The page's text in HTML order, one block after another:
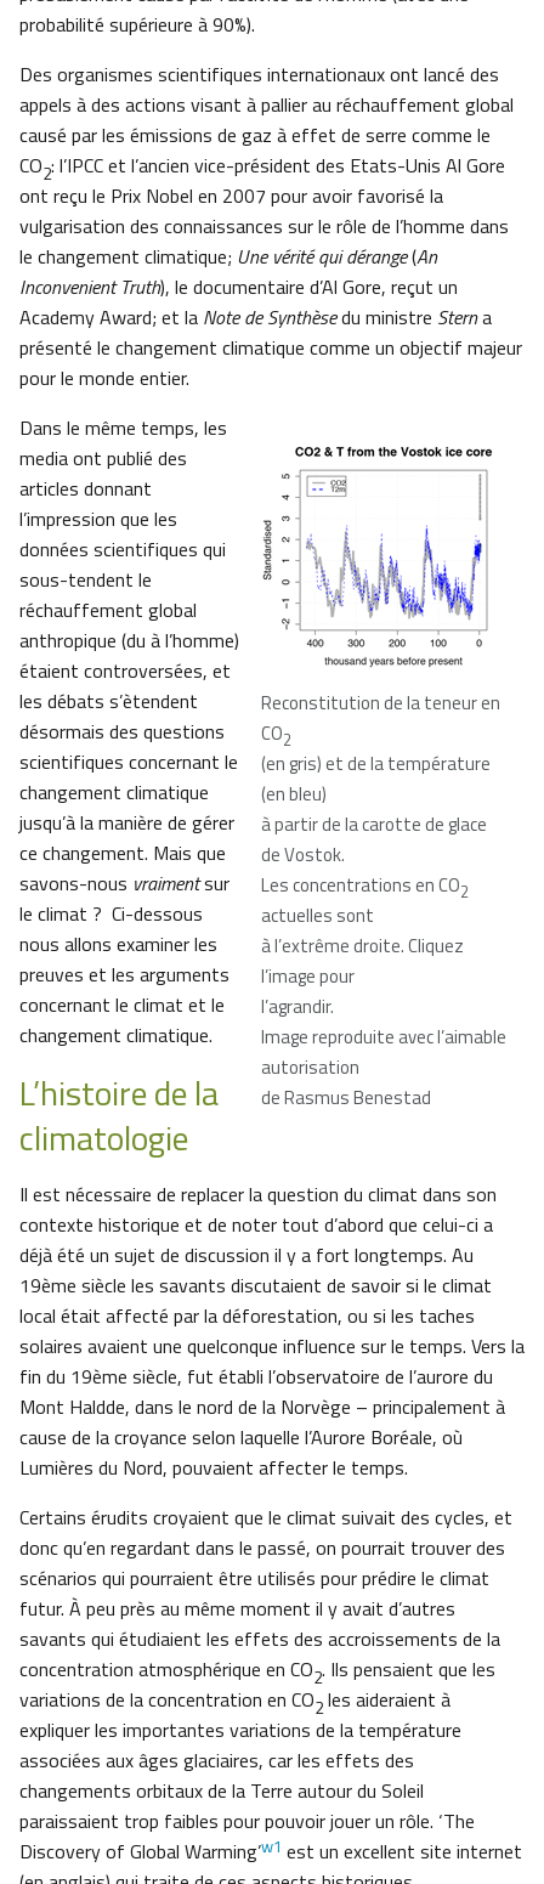
probabilité supérieure à 90%).
Des organismes scientifiques internationaux ont lancé des
appels à des actions visant à pallier au réchauffement global
causé par les émissions de gaz à effet de serre comme le
CO2: l’IPCC et l’ancien vice-président des Etats-Unis Al Gore
ont reçu le Prix Nobel en 2007 pour avoir favorisé la
vulgarisation des connaissances sur le rôle de l’homme dans
le changement climatique; Une vérité qui dérange(An
Inconvenient Truth), le documentaire d’Al Gore, reçut un
Academy Award; et la Note de Synthèsedu ministre Sterna
présenté le changement climatique comme un objectif majeur
pour le monde entier.
Reconstitution de la teneur en
CO2
(en gris) et de la température
(en bleu)
à partir de la carotte de glace
de Vostok.
Les concentrations en CO2
actuelles sont
à l’extrême droite. Cliquez
l’image pour
l’agrandir.
Image reproduite avec l’aimable
autorisation
de Rasmus Benestad
Dans le même temps, les
media ont publié des
articles donnant
l’impression que les
données scientifiques qui
sous-tendent le
réchauffement global
anthropique (du à l’homme)
étaient controversées, et
les débats s’ètendent
désormais des questions
scientifiques concernant le
changement climatique
jusqu’à la manière de gérer
ce changement. Mais que
savons-nous vraimentsur
le climat ? Ci-dessous
nous allons examiner les
preuves et les arguments
concernant le climat et le
changement climatique.
L’histoire de la
climatologie
Il est nécessaire de replacer la question du climat dans son
contexte historique et de noter tout d’abord que celui-ci a
déjà été un sujet de discussion il y a fort longtemps. Au
19ème siècle les savants discutaient de savoir si le climat
local était affecté par la déforestation, ou si les taches
solaires avaient une quelconque influence sur le temps. Vers la
fin du 19ème siècle, fut établi l’observatoire de l’aurore du
Mont Haldde, dans le nord de la Norvège – principalement à
cause de la croyance selon laquelle l’Aurore Boréale, où
Lumières du Nord, pouvaient affecter le temps.
Certains érudits croyaient que le climat suivait des cycles, et
donc qu’en regardant dans le passé, on pourrait trouver des
scénarios qui pourraient être utilisés pour prédire le climat
futur. À peu près au même moment il y avait d’autres
savants qui étudiaient les effets des accroissements de la
concentration atmosphérique en CO2. Ils pensaient que les
variations de la concentration en CO2 les aideraient à
expliquer les importantes variations de la température
associées aux âges glaciaires, car les effets des
changements orbitaux de la Terre autour du Soleil
paraissaient trop faibles pour pouvoir jouer un rôle. ‘The
Discovery of Global Warming’w1 est un excellent site internet